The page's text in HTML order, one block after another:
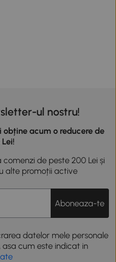
ul nostru!
acum o reducere de
de peste 200 Lei și
alte promoții active
Aboneaza-te
datelor mele personale
cum este indicat in